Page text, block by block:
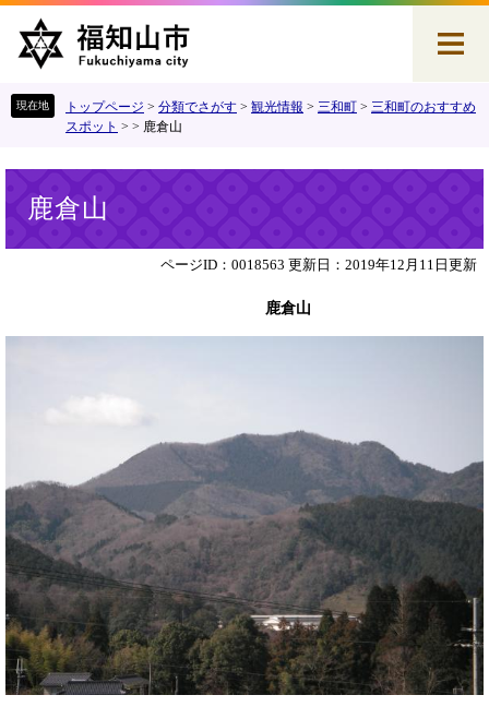
す
し
トップページ > 分類でさがす > 観光情報 > 三和町 > 三和町のおすすめ
スポット > > 鹿倉山
鹿倉山
ページID：0018563 更新日：2019年12月11日更新
鹿倉山